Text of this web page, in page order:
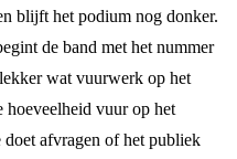
blijft het podium nog donker.
de band met het nummer
wat vuurwerk op het
hoeveelheid vuur op het
afvragen of het publiek